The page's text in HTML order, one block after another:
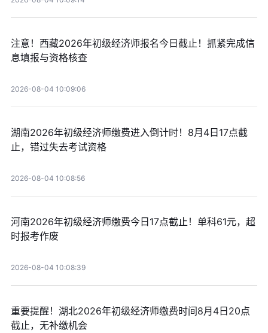
注意！西藏2026年初级经济师报名今日截止！抓紧完成信
息填报与资格核查
2026-08-04 10:09:06
湖南2026年初级经济师缴费进入倒计时！8月4日17点截
止，错过失去考试资格
2026-08-04 10:08:56
河南2026年初级经济师缴费今日17点截止！单科61元，超
时报考作废
2026-08-04 10:08:39
重要提醒！湖北2026年初级经济师缴费时间8月4日20点
截止，无补缴机会